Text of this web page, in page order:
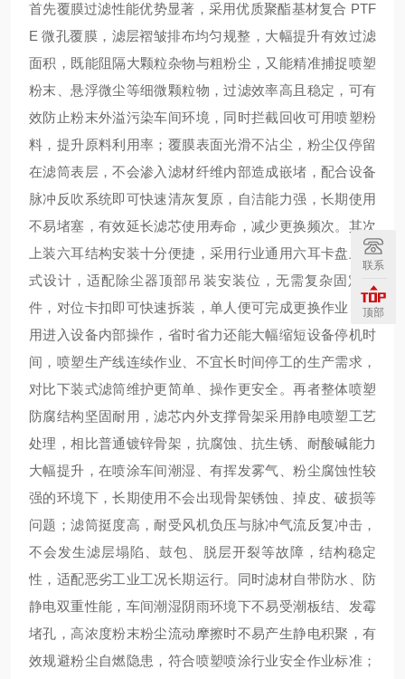
首先覆膜过滤性能优势显著，采用优质聚酯基材复合 PTF
E 微孔覆膜，滤层褶皱排布均匀规整，大幅提升有效过滤
面积，既能阻隔大颗粒杂物与粗粉尘，又能精准捕捉喷塑
粉末、悬浮微尘等细微颗粒物，过滤效率高且稳定，可有
效防止粉末外溢污染车间环境，同时拦截回收可用喷塑粉
料，提升原料利用率；覆膜表面光滑不沾尘，粉尘仅停留
在滤筒表层，不会渗入滤材纤维内部造成嵌堵，配合设备
脉冲反吹系统即可快速清灰复原，自洁能力强，长期使用
不易堵塞，有效延长滤芯使用寿命，减少更换频次。其次
上装六耳结构安装十分便捷，采用行业通用六耳卡盘上装
式设计，适配除尘器顶部吊装安装位，无需复杂固定配
件，对位卡扣即可快速拆装，单人便可完成更换作业，不
用进入设备内部操作，省时省力还能大幅缩短设备停机时
间，喷塑生产线连续作业、不宜长时间停工的生产需求，
对比下装式滤筒维护更简单、操作更安全。再者整体喷塑
防腐结构坚固耐用，滤芯内外支撑骨架采用静电喷塑工艺
处理，相比普通镀锌骨架，抗腐蚀、抗生锈、耐酸碱能力
大幅提升，在喷涂车间潮湿、有挥发雾气、粉尘腐蚀性较
强的环境下，长期使用不会出现骨架锈蚀、掉皮、破损等
问题；滤筒挺度高，耐受风机负压与脉冲气流反复冲击，
不会发生滤层塌陷、鼓包、脱层开裂等故障，结构稳定
性，适配恶劣工业工况长期运行。同时滤材自带防水、防
静电双重性能，车间潮湿阴雨环境下不易受潮板结、发霉
堵孔，高浓度粉末粉尘流动摩擦时不易产生静电积聚，有
效规避粉尘自燃隐患，符合喷塑喷涂行业安全作业标准；
联系
顶部